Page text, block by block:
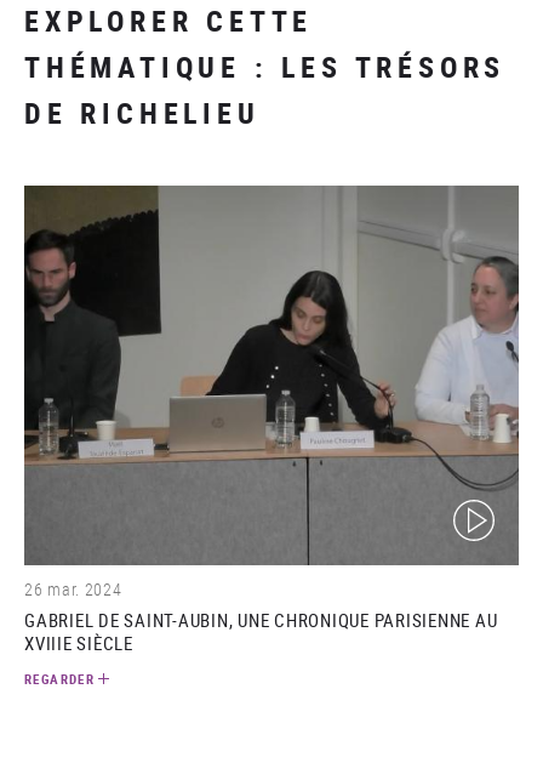
EXPLORER CETTE
THÉMATIQUE : LES TRÉSORS
DE RICHELIEU
(video)
26 mar. 2024
GABRIEL DE SAINT-AUBIN, UNE CHRONIQUE PARISIENNE AU
XVIIIE SIÈCLE
REGARDER